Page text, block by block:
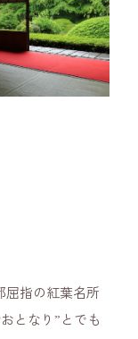
屈指の紅葉名所
となり”とでも